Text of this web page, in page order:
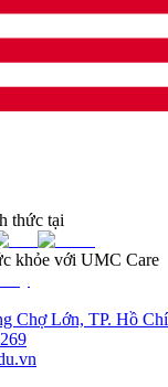
thức tại
khỏe với UMC Care
Chợ Lớn, TP. Hồ